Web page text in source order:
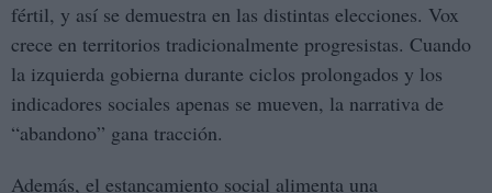
fértil, y así se demuestra en las distintas elecciones. Vox
crece en territorios tradicionalmente progresistas. Cuando
la izquierda gobierna durante ciclos prolongados y los
indicadores sociales apenas se mueven, la narrativa de
“abandono” gana tracción.
Además, el estancamiento social alimenta una